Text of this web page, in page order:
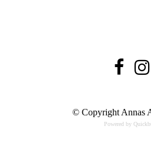
© Copyright Annas
Powered by